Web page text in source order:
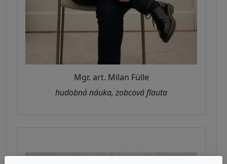
Mgr. art. Milan Fülle
hudobná náuka, zobcová flauta